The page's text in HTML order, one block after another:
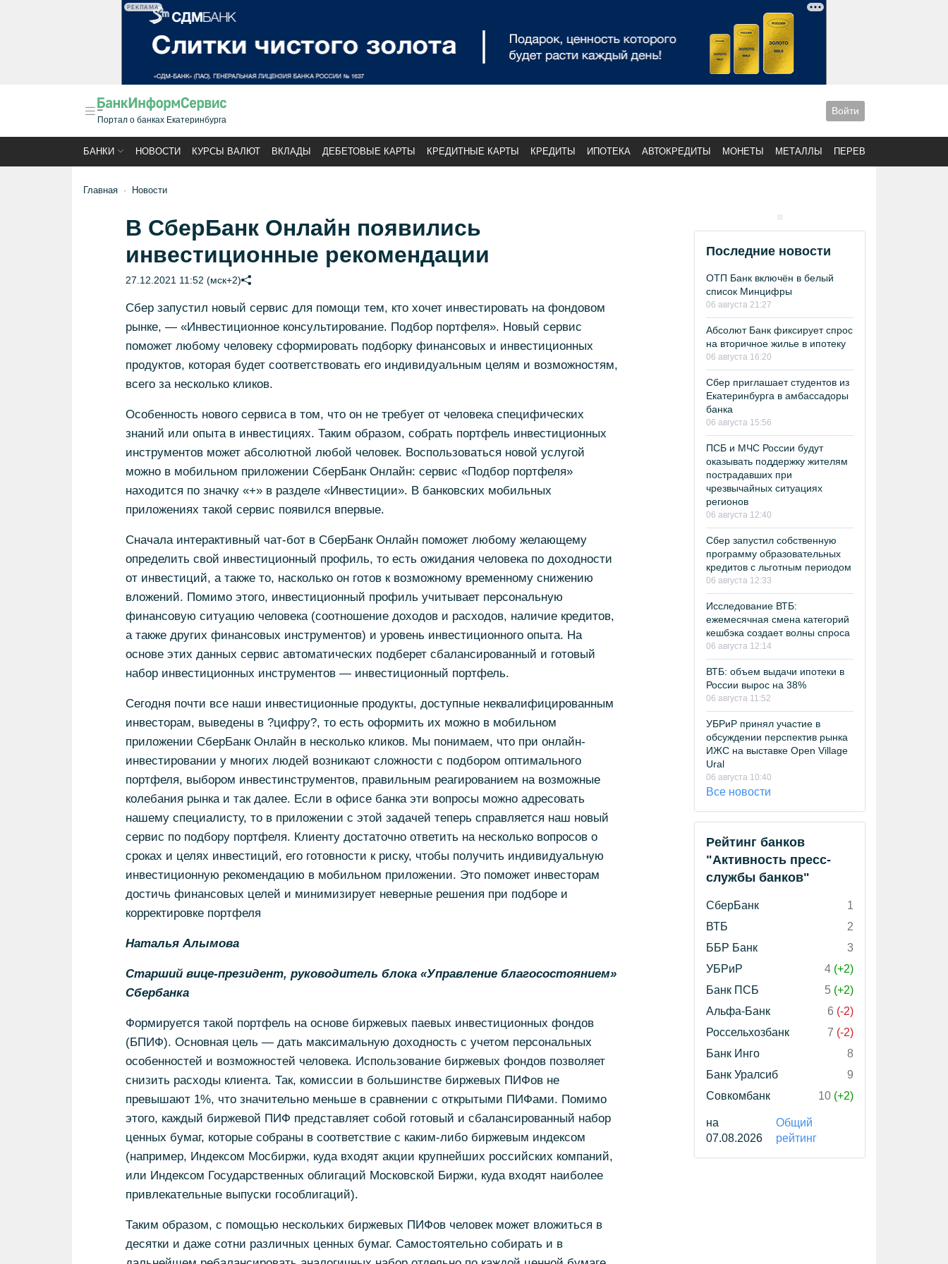
РЕКЛАМА
Портал о банках Екатеринбурга
Войти
БАНКИ НОВОСТИ КУРСЫ ВАЛЮТ ВКЛАДЫ ДЕБЕТОВЫЕ КАРТЫ КРЕДИТНЫЕ КАРТЫ КРЕДИТЫ ИПОТЕКА АВТОКРЕДИТЫ МОНЕТЫ МЕТАЛЛЫ ПЕРЕВОДЫ
Главная Новости
В СберБанк Онлайн появились
инвестиционные рекомендации
27.12.2021 11:52 (мск+2)
Сбер запустил новый сервис для помощи тем, кто хочет инвестировать на фондовом
рынке, — «Инвестиционное консультирование. Подбор портфеля». Новый сервис
поможет любому человеку сформировать подборку финансовых и инвестиционных
продуктов, которая будет соответствовать его индивидуальным целям и возможностям,
всего за несколько кликов.
Особенность нового сервиса в том, что он не требует от человека специфических
знаний или опыта в инвестициях. Таким образом, собрать портфель инвестиционных
инструментов может абсолютной любой человек. Воспользоваться новой услугой
можно в мобильном приложении СберБанк Онлайн: сервис «Подбор портфеля»
находится по значку «+» в разделе «Инвестиции». В банковских мобильных
приложениях такой сервис появился впервые.
Сначала интерактивный чат-бот в СберБанк Онлайн поможет любому желающему
определить свой инвестиционный профиль, то есть ожидания человека по доходности
от инвестиций, а также то, насколько он готов к возможному временному снижению
вложений. Помимо этого, инвестиционный профиль учитывает персональную
финансовую ситуацию человека (соотношение доходов и расходов, наличие кредитов,
а также других финансовых инструментов) и уровень инвестиционного опыта. На
основе этих данных сервис автоматических подберет сбалансированный и готовый
набор инвестиционных инструментов — инвестиционный портфель.
Сегодня почти все наши инвестиционные продукты, доступные неквалифицированным
инвесторам, выведены в ?цифру?, то есть оформить их можно в мобильном
приложении СберБанк Онлайн в несколько кликов. Мы понимаем, что при онлайн-
инвестировании у многих людей возникают сложности с подбором оптимального
портфеля, выбором инвестинструментов, правильным реагированием на возможные
колебания рынка и так далее. Если в офисе банка эти вопросы можно адресовать
нашему специалисту, то в приложении с этой задачей теперь справляется наш новый
сервис по подбору портфеля. Клиенту достаточно ответить на несколько вопросов о
сроках и целях инвестиций, его готовности к риску, чтобы получить индивидуальную
инвестиционную рекомендацию в мобильном приложении. Это поможет инвесторам
достичь финансовых целей и минимизирует неверные решения при подборе и
корректировке портфеля
Наталья Алымова
Старший вице-президент, руководитель блока «Управление благосостоянием»
Сбербанка
Формируется такой портфель на основе биржевых паевых инвестиционных фондов
(БПИФ). Основная цель — дать максимальную доходность с учетом персональных
особенностей и возможностей человека. Использование биржевых фондов позволяет
снизить расходы клиента. Так, комиссии в большинстве биржевых ПИФов не
превышают 1%, что значительно меньше в сравнении с открытыми ПИФами. Помимо
этого, каждый биржевой ПИФ представляет собой готовый и сбалансированный набор
ценных бумаг, которые собраны в соответствие с каким-либо биржевым индексом
(например, Индексом Мосбиржи, куда входят акции крупнейших российских компаний,
или Индексом Государственных облигаций Московской Биржи, куда входят наиболее
привлекательные выпуски гособлигаций).
Таким образом, с помощью нескольких биржевых ПИФов человек может вложиться в
десятки и даже сотни различных ценных бумаг. Самостоятельно собирать и в
Последние новости
ОТП Банк включён в белый
список Минцифры
06 августа 21:27
Абсолют Банк фиксирует спрос
на вторичное жилье в ипотеку
06 августа 16:20
Сбер приглашает студентов из
Екатеринбурга в амбассадоры
банка
06 августа 15:56
ПСБ и МЧС России будут
оказывать поддержку жителям
пострадавших при
чрезвычайных ситуациях
регионов
06 августа 12:40
Сбер запустил собственную
программу образовательных
кредитов с льготным периодом
06 августа 12:33
Исследование ВТБ:
ежемесячная смена категорий
кешбэка создает волны спроса
06 августа 12:14
ВТБ: объем выдачи ипотеки в
России вырос на 38%
06 августа 11:52
УБРиР принял участие в
обсуждении перспектив рынка
ИЖС на выставке Open Village
Ural
06 августа 10:40
Все новости
Рейтинг банков
"Активность пресс-
службы банков"
СберБанк
1
ВТБ
2
ББР Банк
3
УБРиР
4 (+2)
Банк ПСБ
5 (+2)
Альфа-Банк
6 (-2)
Россельхозбанк
7 (-2)
Банк Инго
8
Банк Уралсиб
9
Совкомбанк
10 (+2)
на
07.08.2026
Общий
рейтинг